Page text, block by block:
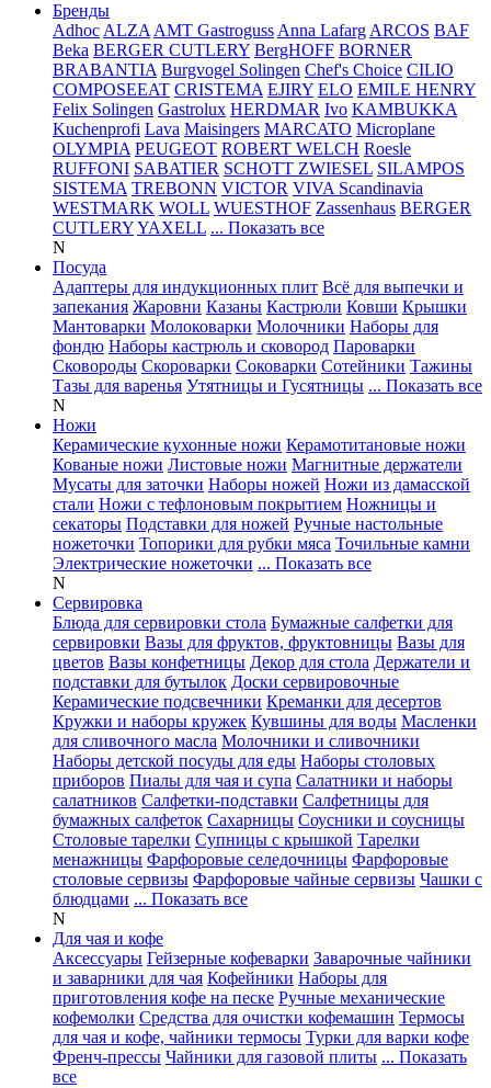
Бренды
Adhoc ALZA AMT Gastroguss Anna Lafarg ARCOS BAF
Beka BERGER CUTLERY BergHOFF BORNER
BRABANTIA Burgvogel Solingen Chef's Choice CILIO
COMPOSEEAT CRISTEMA EJIRY ELO EMILE HENRY
Felix Solingen Gastrolux HERDMAR Ivo KAMBUKKA
Kuchenprofi Lava Maisingers MARCATO Microplane
OLYMPIA PEUGEOT ROBERT WELCH Roesle
RUFFONI SABATIER SCHOTT ZWIESEL SILAMPOS
SISTEMA TREBONN VICTOR VIVA Scandinavia
WESTMARK WOLL WUESTHOF Zassenhaus BERGER
CUTLERYYAXELL ... Показать все
N
Посуда
Адаптеры для индукционных плит Всё для выпечки и
запекания Жаровни Казаны Кастрюли Ковши Крышки
Мантоварки Молоковарки Молочники Наборы для
фондю Наборы кастрюль и сковород Пароварки
Сковороды Скороварки Соковарки Сотейники Тажины
Тазы для варенья Утятницы и Гусятницы ... Показать все
N
Ножи
Керамические кухонные ножи Керамотитановые ножи
Кованые ножи Листовые ножи Магнитные держатели
Мусаты для заточки Наборы ножей Ножи из дамасской
стали Ножи с тефлоновым покрытием Ножницы и
секаторы Подставки для ножей Ручные настольные
ножеточки Топорики для рубки мяса Точильные камни
Электрические ножеточки ... Показать все
N
Сервировка
Блюда для сервировки стола Бумажные салфетки для
сервировки Вазы для фруктов, фруктовницы Вазы для
цветов Вазы конфетницы Декор для стола Держатели и
подставки для бутылок Доски сервировочные
Керамические подсвечники Креманки для десертов
Кружки и наборы кружек Кувшины для воды Масленки
для сливочного масла Молочники и сливочники
Наборы детской посуды для еды Наборы столовых
приборов Пиалы для чая и супа Салатники и наборы
салатников Салфетки-подставки Салфетницы для
бумажных салфеток Сахарницы Соусники и соусницы
Столовые тарелки Супницы с крышкой Тарелки
менажницы Фарфоровые селедочницы Фарфоровые
столовые сервизы Фарфоровые чайные сервизы Чашки с
блюдцами ... Показать все
N
Для чая и кофе
Аксессуары Гейзерные кофеварки Заварочные чайники
и заварники для чая Кофейники Наборы для
приготовления кофе на песке Ручные механические
кофемолки Средства для очистки кофемашин Термосы
для чая и кофе, чайники термосы Турки для варки кофе
Френч-прессы Чайники для газовой плиты ... Показать
все